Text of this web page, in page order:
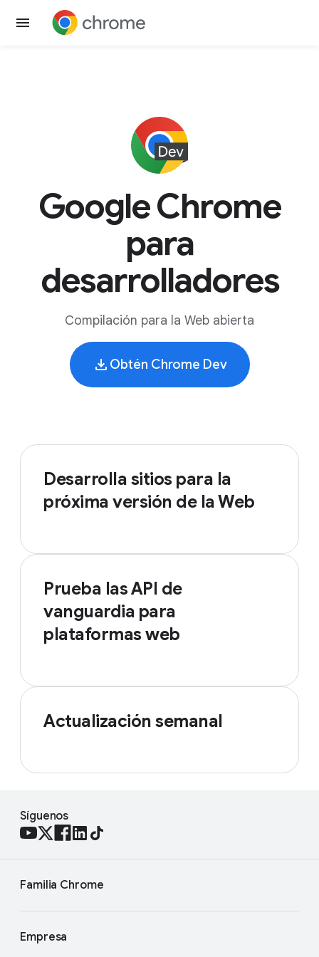
Google Chrome
para
desarrolladores
Compilación para la Web abierta
Obtén Chrome Dev
Desarrolla sitios para la
próxima versión de la Web
Prueba las API de
vanguardia para
plataformas web
Actualización semanal
Síguenos
Familia Chrome
Empresa